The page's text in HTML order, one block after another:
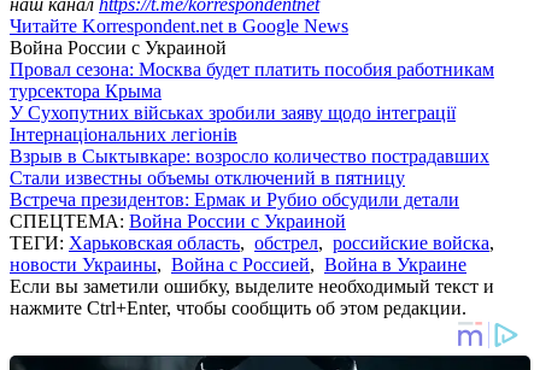
Читайте Korrespondent.net в Google News
Война России с Украиной
Провал сезона: Москва будет платить пособия работникам
турсектора Крыма
У Сухопутних військах зробили заяву щодо інтеграції
Інтернаціональних легіонів
Взрыв в Сыктывкаре: возросло количество пострадавших
Стали известны объемы отключений в пятницу
Встреча президентов: Ермак и Рубио обсудили детали
СПЕЦТЕМА: Война России с Украиной
ТЕГИ: Харьковская область, обстрел, российские войска,
новости Украины, Война с Россией, Война в Украине
Если вы заметили ошибку, выделите необходимый текст и
нажмите Ctrl+Enter, чтобы сообщить об этом редакции.